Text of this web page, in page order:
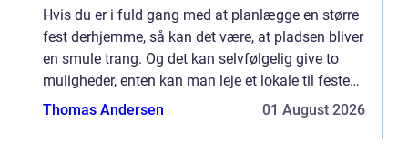
Hvis du er i fuld gang med at planlægge en større
fest derhjemme, så kan det være, at pladsen bliver
en smule trang. Og det kan selvfølgelig give to
muligheder, enten kan man leje et lokale til festen,
og alternativt k...
Thomas Andersen 01 August 2026